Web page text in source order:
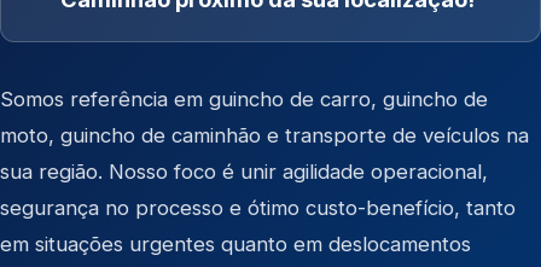
Somos referência em guincho de carro, guincho de
moto, guincho de caminhão e transporte de veículos na
sua região. Nosso foco é unir agilidade operacional,
segurança no processo e ótimo custo-benefício, tanto
em situações urgentes quanto em deslocamentos